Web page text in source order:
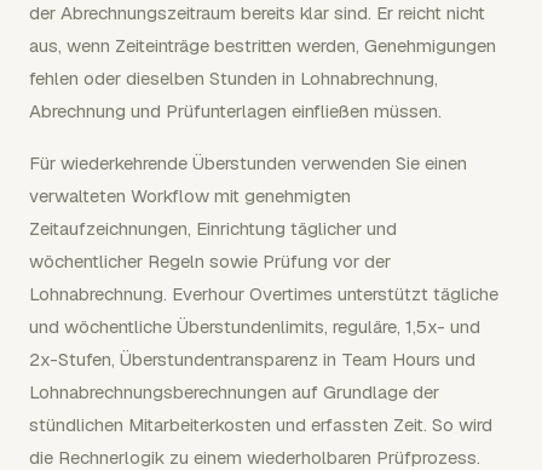
der Abrechnungszeitraum bereits klar sind. Er reicht nicht
aus, wenn Zeiteinträge bestritten werden, Genehmigungen
fehlen oder dieselben Stunden in Lohnabrechnung,
Abrechnung und Prüfunterlagen einfließen müssen.
Für wiederkehrende Überstunden verwenden Sie einen
verwalteten Workflow mit genehmigten
Zeitaufzeichnungen, Einrichtung täglicher und
wöchentlicher Regeln sowie Prüfung vor der
Lohnabrechnung. Everhour Overtimes unterstützt tägliche
und wöchentliche Überstundenlimits, reguläre, 1,5x- und
2x-Stufen, Überstundentransparenz in Team Hours und
Lohnabrechnungsberechnungen auf Grundlage der
stündlichen Mitarbeiterkosten und erfassten Zeit. So wird
die Rechnerlogik zu einem wiederholbaren Prüfprozess.